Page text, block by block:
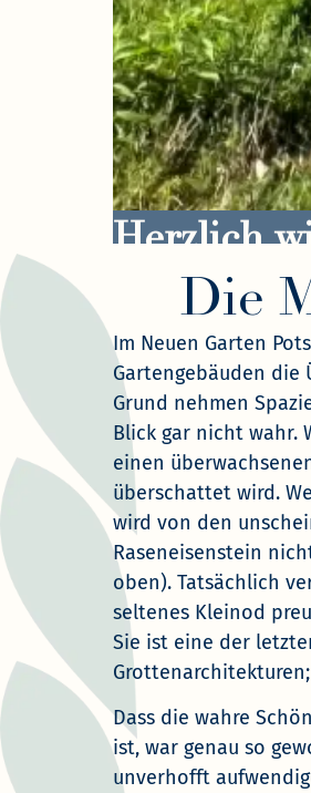
Herzlich
Die
Im Neuen Garten
Gartengebäuden die
Grund nehmen
Blick gar nicht wahr.
einen
überschattet wird.
wird von den
Raseneisenstein
oben). Tatsächlich
seltenes Kleinod
Sie ist eine der
Dass die wahre
ist, war genau so
unverhofft